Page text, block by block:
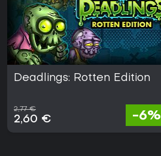
Deadlings: Rotten Edition
2,77 €
2,60 € -6%